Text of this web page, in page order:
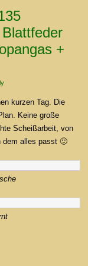
+
kurzen Tag. Die
Keine große
Scheißarbeit, von
dem alles passt 🙂